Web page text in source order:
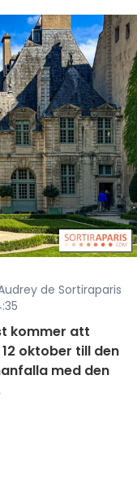
de Sortiraparis
kommer att
oktober till den
med den